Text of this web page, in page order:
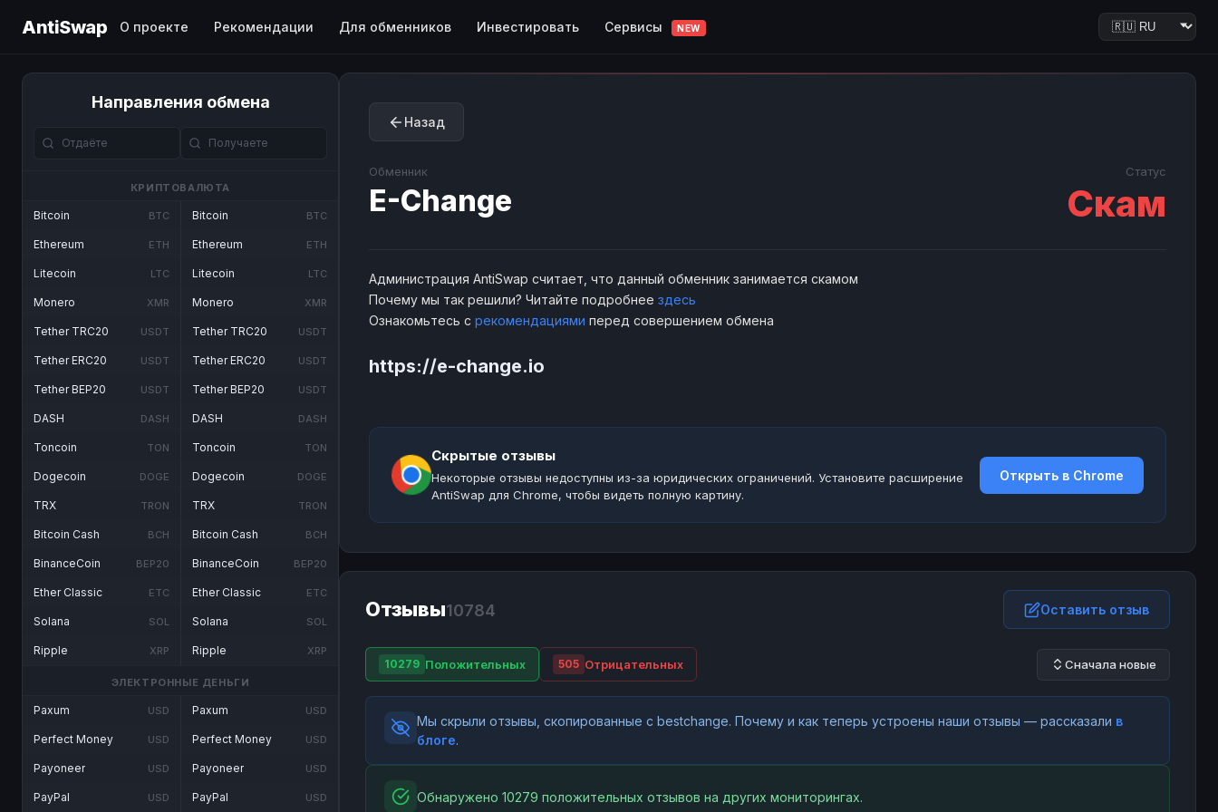
AntiSwap О проекте Рекомендации Для обменников Инвестировать Сервисы NEW
Направления обмена
КРИПТОВАЛЮТА
Bitcoin BTC
Ethereum ETH
Litecoin LTC
Monero XMR
Tether TRC20 USDT
Tether ERC20 USDT
Tether BEP20 USDT
DASH DASH
Toncoin TON
Dogecoin DOGE
TRX TRON
Bitcoin Cash BCH
BinanceCoin BEP20
Ether Classic ETC
Solana SOL
Ripple XRP
Bitcoin BTC
Ethereum ETH
Litecoin LTC
Monero XMR
Tether TRC20 USDT
Tether ERC20 USDT
Tether BEP20 USDT
DASH DASH
Toncoin TON
Dogecoin DOGE
TRX TRON
Bitcoin Cash BCH
BinanceCoin BEP20
Ether Classic ETC
Solana SOL
Ripple XRP
ЭЛЕКТРОННЫЕ ДЕНЬГИ
Paxum USD
Perfect Money USD
Payoneer USD
PayPal USD
Paxum USD
Perfect Money USD
Payoneer USD
PayPal USD
Назад
Обменник
E-Change
Статус
Скам
Администрация AntiSwap считает, что данный обменник занимается скамом
Почему мы так решили? Читайте подробнее здесь
Ознакомьтесь с рекомендациями перед совершением обмена
https://e-change.io
Скрытые отзывы
Некоторые отзывы недоступны из-за юридических ограничений. Установите расширение
AntiSwap для Chrome, чтобы видеть полную картину.
Открыть в Chrome
Отзывы10784 Оставить отзыв
10279 Положительных 505 Отрицательных Сначала новые
Мы скрыли отзывы, скопированные с bestchange. Почему и как теперь устроены наши отзывы — рассказали в
блоге.
Обнаружено 10279 положительных отзывов на других мониторингах.